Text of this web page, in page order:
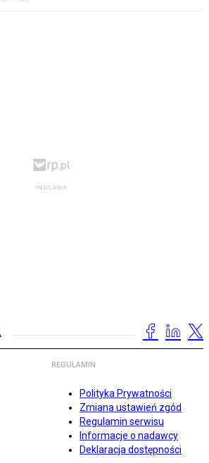
REGULAMIN
Polityka Prywatności
Zmiana ustawień zgód
Regulamin serwisu
Informacje o nadawcy
Deklaracja dostępności